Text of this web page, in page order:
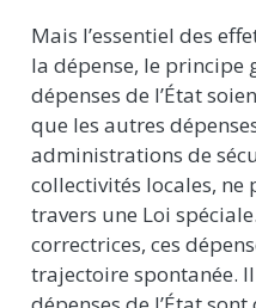
Mais l’essentiel des
la dépense, le principe
dépenses de l’État
que les autres
administrations de
collectivités locales, ne
travers une Loi
correctrices, ces
trajectoire spontanée.